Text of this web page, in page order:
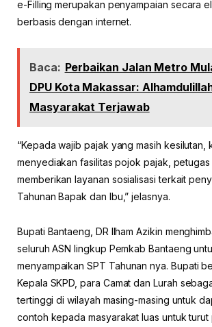
e-Filling merupakan penyampaian secara
berbasis dengan internet.
Baca: Perbaikan Jalan Metro
DPU Kota Makassar:
Masyarakat Terjawab
“Kepada wajib pajak yang masih kesilutan,
menyediakan fasilitas pojok pajak, petugas
memberikan layanan sosialisasi terkait
Tahunan Bapak dan Ibu,” jelasnya.
Bupati Bantaeng, DR Ilham Azikin
seluruh ASN lingkup Pemkab Bantaeng
menyampaikan SPT Tahunan nya. Bupati
Kepala SKPD, para Camat dan Lurah
tertinggi di wilayah masing-masing untuk
contoh kepada masyarakat luas untuk turut